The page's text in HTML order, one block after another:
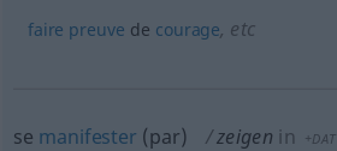
faire preuve de courage, etc
se manifester (par) zeigen in +DAT